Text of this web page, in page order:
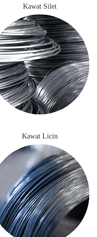
Kawat Silet
Kawat Licin